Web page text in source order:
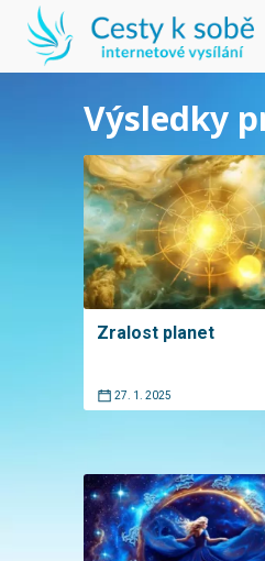
Výsledky
Zralost planet
27. 1. 2025